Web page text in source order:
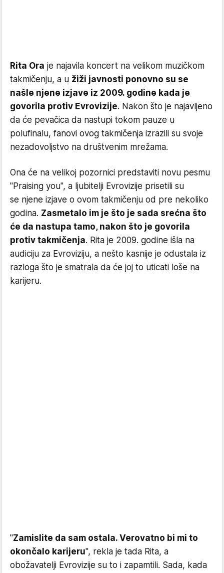
Rita Ora je najavila koncert na velikom muzičkom
takmičenju, a u žiži javnosti ponovno su se
našle njene izjave iz 2009. godine kada je
govorila protiv Evrovizije. Nakon što je najavljeno
da će pevačica da nastupi tokom pauze u
polufinalu, fanovi ovog takmičenja izrazili su svoje
nezadovoljstvo na društvenim mrežama.
Ona će na velikoj pozornici predstaviti novu pesmu
"Praising you", a ljubitelji Evrovizije prisetili su
se njene izjave o ovom takmičenju od pre nekoliko
godina. Zasmetalo im je što je sada srećna što
će da nastupa tamo, nakon što je govorila
protiv takmičenja. Rita je 2009. godine išla na
audiciju za Evroviziju, a nešto kasnije je odustala iz
razloga što je smatrala da će joj to uticati loše na
karijeru.
"Zamislite da sam ostala. Verovatno bi mi to
okončalo karijeru", rekla je tada Rita, a
obožavatelji Evrovizije su to i zapamtili. Sada, kada